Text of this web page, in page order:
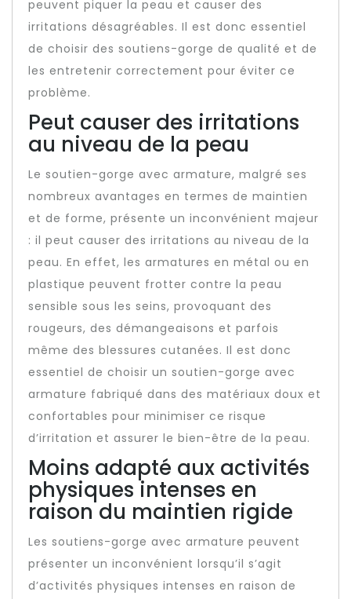
peuvent piquer la peau et causer des
irritations désagréables. Il est donc essentiel
de choisir des soutiens-gorge de qualité et de
les entretenir correctement pour éviter ce
problème.
Peut causer des irritations
au niveau de la peau
Le soutien-gorge avec armature, malgré ses
nombreux avantages en termes de maintien
et de forme, présente un inconvénient majeur
: il peut causer des irritations au niveau de la
peau. En effet, les armatures en métal ou en
plastique peuvent frotter contre la peau
sensible sous les seins, provoquant des
rougeurs, des démangeaisons et parfois
même des blessures cutanées. Il est donc
essentiel de choisir un soutien-gorge avec
armature fabriqué dans des matériaux doux et
confortables pour minimiser ce risque
d’irritation et assurer le bien-être de la peau.
Moins adapté aux activités
physiques intenses en
raison du maintien rigide
Les soutiens-gorge avec armature peuvent
présenter un inconvénient lorsqu’il s’agit
d’activités physiques intenses en raison de